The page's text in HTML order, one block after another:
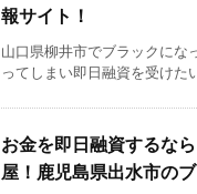
報サイト！
山口県柳井市でブラックにな
ってしまい即日融資を受けた
お金を即日融資するな
屋！鹿児島県出水市の